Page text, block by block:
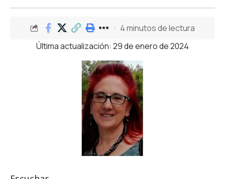
Última actualización: 29 de enero de 2024
4 minutos de lectura